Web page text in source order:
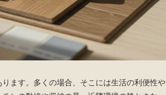
ます。多くの場合、そこには生活の利便性や